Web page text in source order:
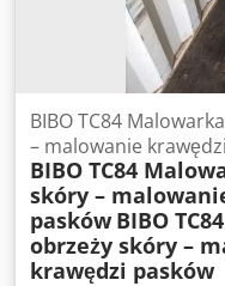
BIBO TC84
– malowanie
BIBO TC84
skóry –
pasków BIBO
obrzeży skóry –
krawędzi pasków